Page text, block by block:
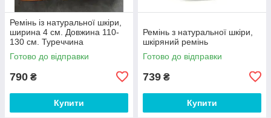
Ремінь із натуральної шкіри,
ширина 4 см. Довжина 110-
130 см. Туреччина
Готово до відправки
790 ₴
Купити
Ремінь з натуральної шкіри,
шкіряний ремінь
Готово до відправки
739 ₴
Купити